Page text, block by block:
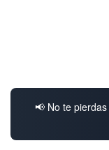
📢 No te